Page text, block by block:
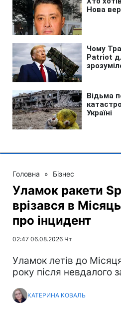
Головна » Бізнес
Уламок ракети
врізався в
про інцидент
02:47 06.08.2026 Чт
Уламок летів до
року після невдалого
КАТЕРИНА КОВАЛЬ